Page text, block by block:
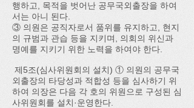
행하고, 목적을 벗어난 공무국외출장을 하여
서는 아니 된다.
③ 의원은 공직자로서 품위를 유지하고, 현지
의 규범과 관습 등을 지키며, 의회의 위신과
명예를 지키기 위한 노력을 하여야 한다.
제5조(심사위원회의 설치) ① 의원의 공무국
외출장의 타당성과 적합성 등을 심사하기 위
하여 의장은 다음 각 호의 위원으로 구성된 심
사위원회를 설치·운영한다.